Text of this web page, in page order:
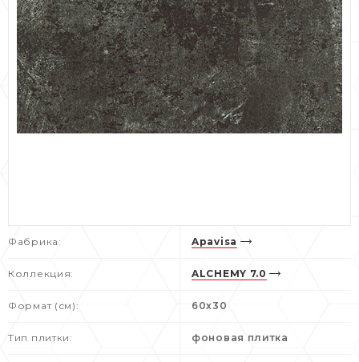
Фабрика: Apavisa
Коллекция: ALCHEMY 7.0
Формат (см): 60х30
Тип плитки: фоновая плитка